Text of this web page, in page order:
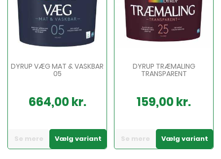
DYRUP VÆG MAT & VASKBAR
05
664,00 kr.
Se mere Vælg variant
DYRUP TRÆMALING
TRANSPARENT
159,00 kr.
Se mere Vælg variant